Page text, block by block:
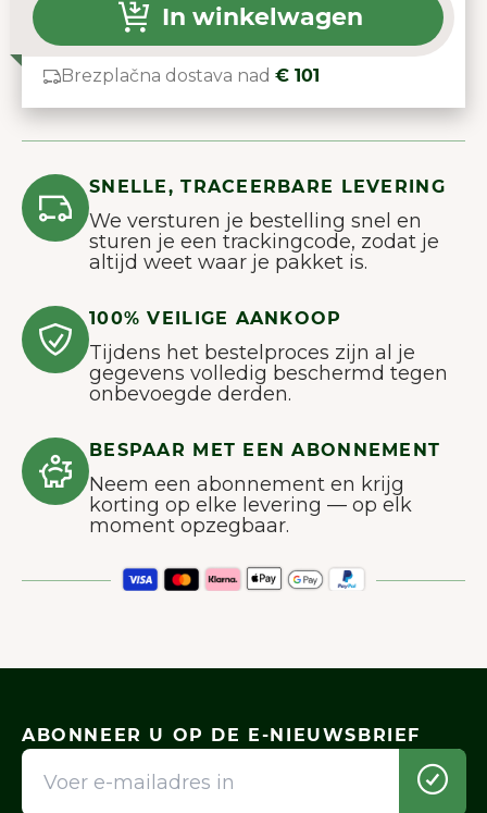
In winkelwagen
Brezplačna dostava nad € 101
SNELLE, TRACEERBARE LEVERING
We versturen je bestelling snel en
sturen je een trackingcode, zodat je
altijd weet waar je pakket is.
100% VEILIGE AANKOOP
Tijdens het bestelproces zijn al je
gegevens volledig beschermd tegen
onbevoegde derden.
BESPAAR MET EEN ABONNEMENT
Neem een abonnement en krijg
korting op elke levering — op elk
moment opzegbaar.
ABONNEER U OP DE E-NIEUWSBRIEF